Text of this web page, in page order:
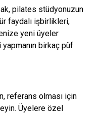
pilates stüdyonuzun
faydalı işbirlikleri,
yeni üyeler
birkaç püf
referans olması için
Üyelere özel